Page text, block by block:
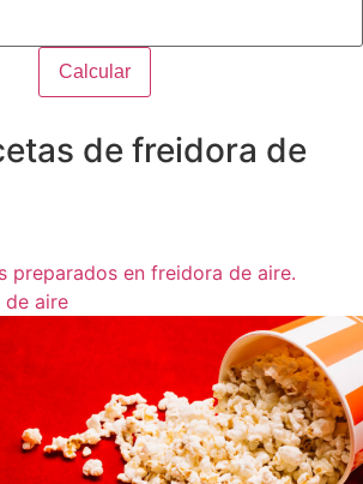
Calcular
de freidora de
de aire